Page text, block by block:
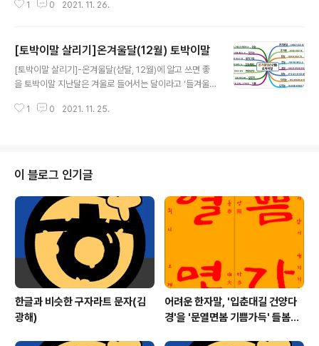
었습니다. 마음에 맞갖지 않은 일자리라서 거절하였다. 입
않은 때문이다.(박종화, 다정불심) 고려대한국어대사전에
는 '(무엇이 마음이나 입맛에) 딱 알맞다.'로 풀이를 하고
"나는 음식이든 무엇이든 아내의 손길이 닿지 않으면 마음
고 다음과 같이 다듬어 보았습니다. 맞갖다: 무엇이 마음이
1 0 2021. 11. 26.
[토박이말 살리기]온겨울달(12월) 토박이말
[토박이말 살리기]-온겨울달(섣달, 12월)에 알고 쓰면 좋
을 토박이말 지난달은 겨울로 들어서는 달이라고 ‘들겨울
겨울달’이라고 할 수 있습니다. 한 해 가운데 밤이 가장 긴
다. 달이 바뀌고 이레 만에 드는 철마디(절기)는 눈이 엄청
크게 많이 내린다는 ‘한눈’입니다. 우리가 살고 있는 곳에서
가까이 있는 지리산에 올해 들어 첫눈이 내렸다는 기별을
들은 지가 거의 보름이 되어 갑니다. 길눈이 내리기도 하는
곳에서는 지겨울 만큼 자주 오지만 우리 고장에서 잣눈은
커녕 자국눈 ..
1 0 2021. 11. 25.
이 블로그 인기글
한글과 비슷한 구자라트 문자(김
광해)
어려운 한자말, '입춘대길 건양다
경'을 '문열면봄 기쁨가득' 들봄빎